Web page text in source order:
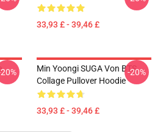
33,93 £ - 39,46 £
Min Yoongi SUGA Von BTS
Collage Pullover Hoodie
33,93 £ - 39,46 £
-20%